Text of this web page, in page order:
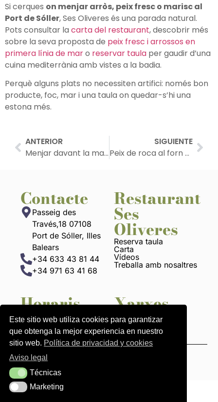
Si cerques on menjar arròs, peix fresc o marisc al
Port de Sóller, Ses Oliveres és una parada natural.
Pots consultar la carta del restaurant, descobrir més
sobre la seva proposta de peix fresc i arrossos en
primera línia de maro reservar taula per gaudir d’una
cuina mediterrània amb vistes a la badia.
Perquè alguns plats no necessiten artifici: només bon
producte, foc, mar i una taula on quedar-s’hi una
estona més.
ANTERIOR
Menjar davant la mar al Port de Sóller: una experiència mediterrània a Ses Oliveres
SIGUIENTE
Peix de roca al forn al Port de Sóller: sabor mediterrani a Ses Oliveres
Contacte
Passeig des
Través,18 07108
Port de Sóller, Illes
Balears
+34 633 43 81 44
+34 971 63 41 68
Restaurant
Ses
Oliveres
Reserva taula
Carta
Vídeos
Treballa amb nosaltres
Horaris
13h a 22:30h
Xarxes
Avisos legals
Este sitio web utiliza cookies para garantizar
que obtenga la mejor experiencia en nuestro
sitio web. Política de privacidad y cookies
Aviso legal
TécnicasTécnicas
MarketingMarketing